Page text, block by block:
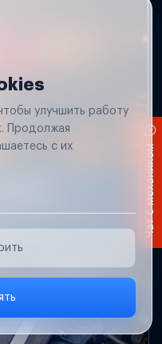
восстановим
улучшить работу
Продолжая
с их
Чат с механиком